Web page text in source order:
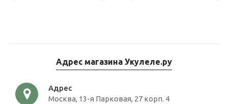
Адрес магазина Укулеле.ру
Адрес
Москва, 13-я Парковая, 27 корп. 4